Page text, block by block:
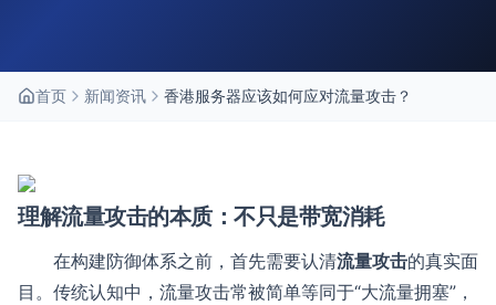
首页 新闻资讯 香港服务器应该如何应对流量攻击？
理解流量攻击的本质：不只是带宽消耗
在构建防御体系之前，首先需要认清流量攻击的真实面
目。传统认知中，流量攻击常被简单等同于“大流量拥塞”，